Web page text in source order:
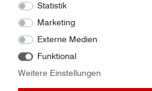
innen 200960560
Statistik
Marketing
Externe Medien
Funktional
Weitere Einstellungen